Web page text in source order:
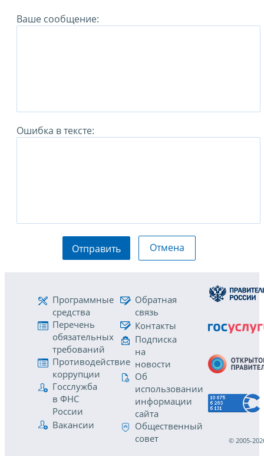
Ваше сообщение:
Ошибка в тексте:
Отправить Отмена
Программные
средства
Перечень
обязательных
требований
Противодействие
коррупции
Госслужба
в ФНС
России
Вакансии
Обратная
связь
Контакты
Подписка
на
новости
Об
использовании
информации
сайта
Общественный
совет
© 2005-